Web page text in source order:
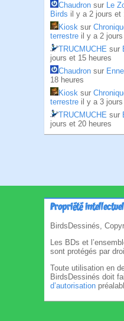
Chaudron sur Le
Birds il y a 2 jours et
Kiosk sur
terrestre il y a 2
TRUCMUCHE sur
jours et 15 heures
Chaudron sur
18 heures
Kiosk sur
terrestre il y a 3
TRUCMUCHE sur
jours et 20 heures
Propriété
BirdsDessinés,
Les BDs et
sont protégés par
Toute utilisation en
BirdsDessinés doit
d’autorisation